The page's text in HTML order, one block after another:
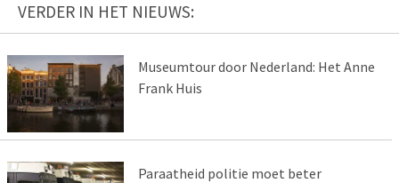
VERDER IN HET NIEUWS:
Museumtour door Nederland: Het Anne
Frank Huis
Paraatheid politie moet beter